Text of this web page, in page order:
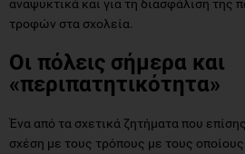
αναψυκτικά και για τη διασφάλιση της
τροφών στα σχολεία.
Οι πόλεις σήμερα και
«περιπατητικότητα»
Ένα από τα σχετικά ζητήματα που
σχέση με τους τρόπους με τους οποίους